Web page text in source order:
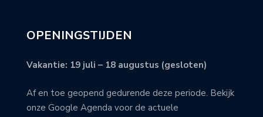
OPENINGSTIJDEN
Vakantie: 19 juli – 18 augustus (gesloten)
Af en toe geopend gedurende deze periode. Bekijk
onze Google Agenda voor de actuele